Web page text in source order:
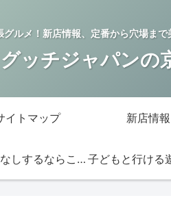
ルメ！新店情報、定番から穴場ま
グッチジャパンの
イトマップ 新店情報
おもてなしするならこの店